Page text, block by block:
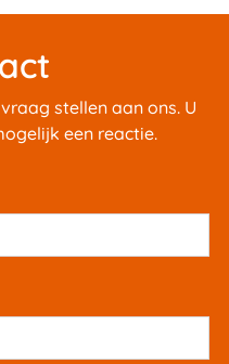
stellen aan ons. U
een reactie.